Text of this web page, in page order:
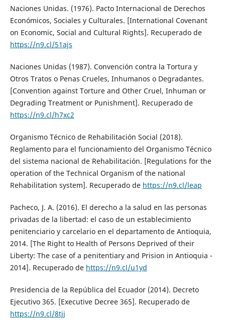
Naciones Unidas. (1976). Pacto Internacional de Derechos
Económicos, Sociales y Culturales. [International Covenant
on Economic, Social and Cultural Rights]. Recuperado de
https://n9.cl/51ajs
Naciones Unidas (1987). Convención contra la Tortura y
Otros Tratos o Penas Crueles, Inhumanos o Degradantes.
[Convention against Torture and Other Cruel, Inhuman or
Degrading Treatment or Punishment]. Recuperado de
https://n9.cl/h7xc2
Organismo Técnico de Rehabilitación Social (2018).
Reglamento para el funcionamiento del Organismo Técnico
del sistema nacional de Rehabilitación. [Regulations for the
operation of the Technical Organism of the national
Rehabilitation system]. Recuperado de https://n9.cl/leap
Pacheco, J. A. (2016). El derecho a la salud en las personas
privadas de la libertad: el caso de un establecimiento
penitenciario y carcelario en el departamento de Antioquia,
2014. [The Right to Health of Persons Deprived of their
Liberty: The case of a penitentiary and Prision in Antioquia -
2014]. Recuperado de https://n9.cl/u1yd
Presidencia de la República del Ecuador (2014). Decreto
Ejecutivo 365. [Executive Decree 365]. Recuperado de
https://n9.cl/8tjj